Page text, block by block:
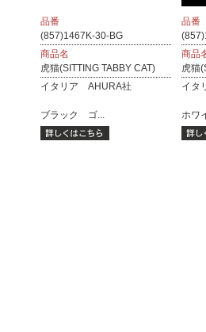
品番
(857)1467K-30-BG
商品名
虎猫(SITTING TABBY CAT)
イタリア AHURA社
ブラック ゴ...
品番
商品
虎猫
イ
ホワ